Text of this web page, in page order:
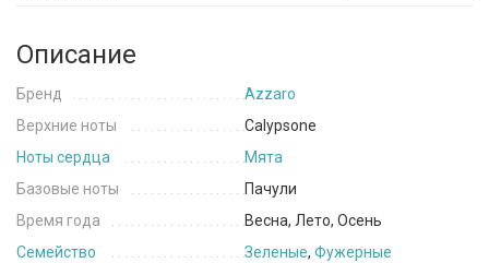
Описание
Бренд
Azzaro
Верхние ноты
Calypsone
Ноты сердца
Мята
Базовые ноты
Пачули
Время года
Весна, Лето, Осень
Семейство
Зеленые, Фужерные